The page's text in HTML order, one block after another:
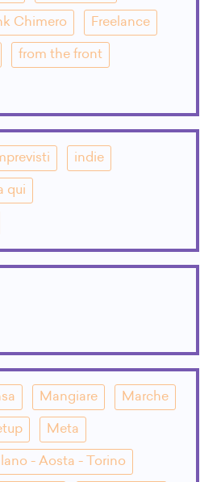
Chimero Freelance
from the front
indie
qui
Mangiare Marche
Meta
- Aosta - Torino